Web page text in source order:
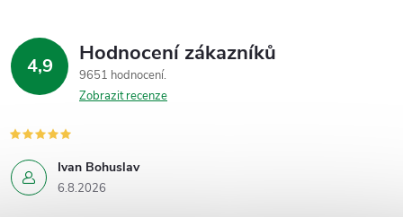
4,9 Hodnocení zákazníků
9651 hodnocení
Zobrazit recenze
Ivan Bohuslav
6.8.2026